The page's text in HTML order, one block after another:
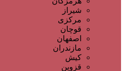
شیراز
مرکزی
قوچان
اصفهان
مازندران
کیش
قزوین